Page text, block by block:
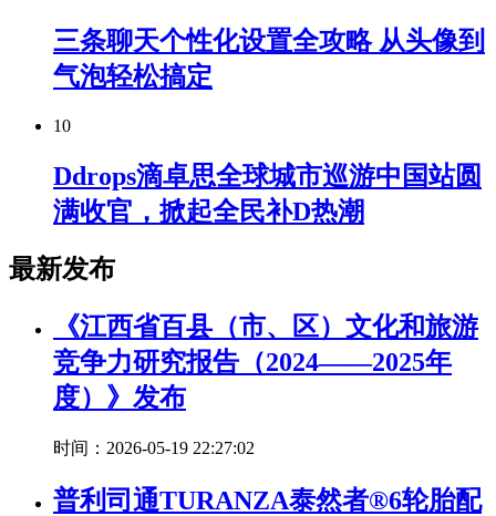
三条聊天个性化设置全攻略 从头像到
气泡轻松搞定
10
Ddrops滴卓思全球城市巡游中国站圆
满收官，掀起全民补D热潮
最新发布
《江西省百县（市、区）文化和旅游
竞争力研究报告（2024——2025年
度）》发布
时间：2026-05-19 22:27:02
普利司通TURANZA泰然者®6轮胎配